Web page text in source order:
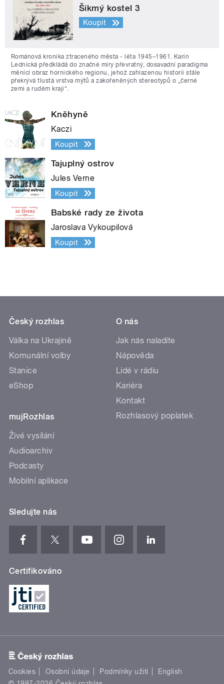
Šikmý kostel 3
Koupit
Románová kronika ztraceného města - léta 1945–1961. Karin
Lednická předkládá do značné míry převratný, dosavadní paradigma
měnící obraz hornického regionu, jehož zahlazenou historii stále
překrývá tlustá vrstva mýtů a zakořeněných stereotypů o „černé
zemi a rudém kraji“.
Kněhyně
Kaczi
Koupit
Tajuplný ostrov
Jules Verne
Koupit
Babské rady ze života
Jaroslava Vykoupilová
Koupit
Český rozhlas
Válka na Ukrajině
Komunální volby
Stanice
eShop
mujRozhlas
Živé vysílání
Audioarchiv
Podcasty
Mobilní aplikace
O nás
Jak nás naladíte
Nápověda
Lidé v rádiu
Kariéra
Kontakt
Rozhlasový poplatek
Sledujte nás
Certifikováno
Cookies Osobní údaje Podmínky užití
English